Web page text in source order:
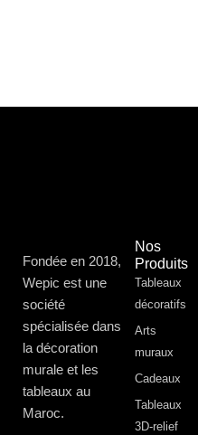
Fondée en 2018,
Wepic est une
société
spécialisée dans
la décoration
murale et les
tableaux au
Maroc.
Nos
Produits
Tableaux
décoratifs
Arts
muraux
Cadeaux
Tableaux
3D-relief